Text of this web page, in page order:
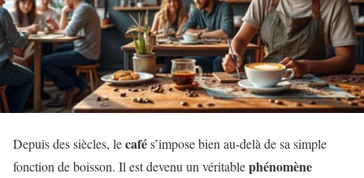
Depuis des siècles, lecafés’impose bien au-delà de sa simple
fonction de boisson. Il est devenu un véritablephénomène